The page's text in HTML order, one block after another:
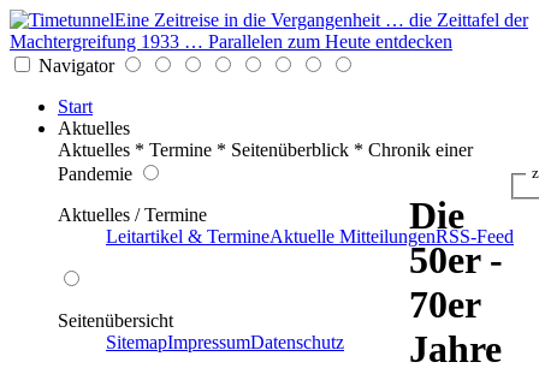
Eine Zeitreise in die Vergangenheit … die Zeittafel der
Machtergreifung 1933 … Parallelen zum Heute entdecken
Navigator
Start
Aktuelles
Aktuelles * Termine * Seitenüberblick * Chronik einer
Pandemie
Aktuelles / Termine
Leitartikel & TermineAktuelle MitteilungenRSS-Feed
Seitenübersicht
SitemapImpressumDatenschutz
Die
50er -
70er
Jahre